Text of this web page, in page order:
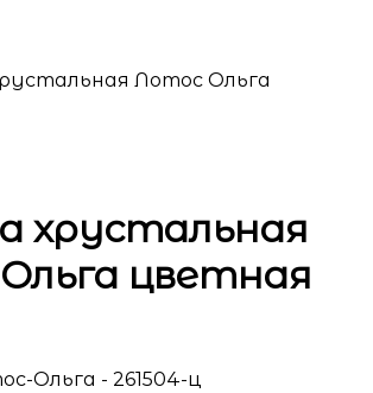
Лотос Ольга
хрустальная
цветная
Ольга - 261504-ц